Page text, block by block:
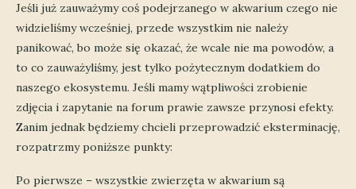
Jeśli już zauważymy coś podejrzanego w akwarium czego nie
widzieliśmy wcześniej, przede wszystkim nie należy
panikować, bo może się okazać, że wcale nie ma powodów, a
to co zauważyliśmy, jest tylko pożytecznym dodatkiem do
naszego ekosystemu. Jeśli mamy wątpliwości zrobienie
zdjęcia i zapytanie na forum prawie zawsze przynosi efekty.
Zanim jednak będziemy chcieli przeprowadzić eksterminację,
rozpatrzmy poniższe punkty:
Po pierwsze – wszystkie zwierzęta w akwarium są